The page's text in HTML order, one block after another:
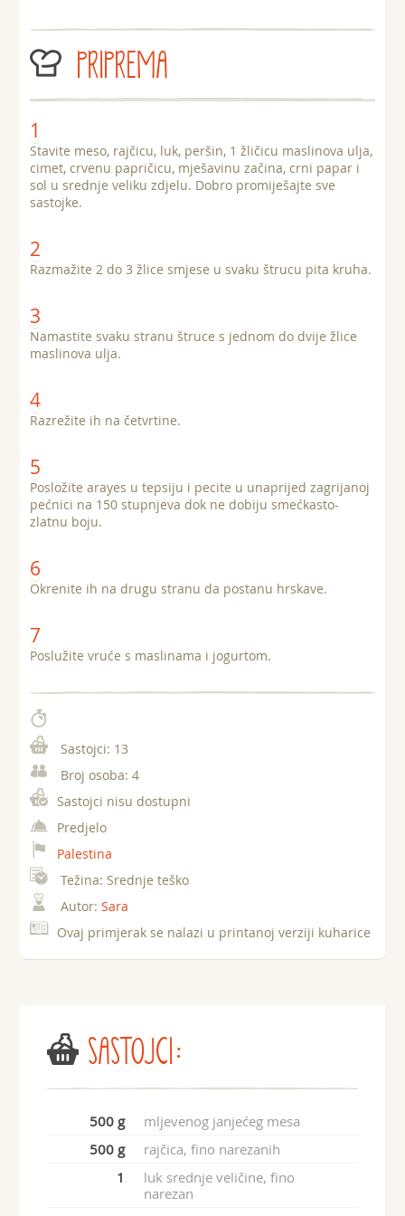
PRIPREMA
Stavite meso, rajčicu, luk, peršin, 1 žličicu maslinova ulja,
cimet, crvenu papričicu, mješavinu začina, crni papar i
sol u srednje veliku zdjelu. Dobro promiješajte sve
sastojke.
Razmažite 2 do 3 žlice smjese u svaku štrucu pita kruha.
Namastite svaku stranu štruce s jednom do dvije žlice
maslinova ulja.
Razrežite ih na četvrtine.
Posložite arayes u tepsiju i pecite u unaprijed zagrijanoj
pećnici na 150 stupnjeva dok ne dobiju smećkasto-
zlatnu boju.
Okrenite ih na drugu stranu da postanu hrskave.
Poslužite vruće s maslinama i jogurtom.
Sastojci: 13
Broj osoba: 4
Sastojci nisu dostupni
Predjelo
Palestina
Težina: Srednje teško
Autor: Sara
Ovaj primjerak se nalazi u printanoj verziji kuharice
SASTOJCI:
500 g
mljevenog janjećeg mesa
500 g
rajčica, fino narezanih
1
luk srednje veličine, fino
narezan